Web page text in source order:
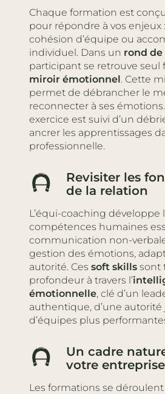
Chaque formation est
pour répondre à vos
cohésion d’équipe ou
individuel. Dans un rond de
participant se retrouve seul
miroir émotionnel. Cette
permet de débrancher le
reconnecter à ses
exercice est suivi d’un
ancrer les apprentissages
professionnelle.
Revisiter les
de la relation
L’équi-coaching développe
compétences humaines
communication non-
gestion des émotions,
autorité. Ces soft skills sont
profondeur à travers l’
émotionnelle, clé d’un
authentique, d’une autorité
d’équipes plus
Un cadre
votre entreprise
Les formations se